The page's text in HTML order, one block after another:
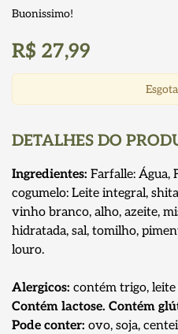
Buonissimo!
R$ 27,99
DETALHES DO
Ingredientes: Farfalle: Água,
cogumelo: Leite integral,
vinho branco, alho, azeite,
hidratada, sal, tomilho,
louro.
Alergicos: contém trigo, leite
Contém lactose. Contém
Pode conter: ovo, soja,